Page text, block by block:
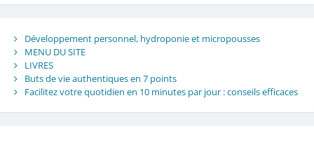
Développement personnel, hydroponie et micropousses
MENU DU SITE
LIVRES
Buts de vie authentiques en 7 points
Facilitez votre quotidien en 10 minutes par jour : conseils efficaces